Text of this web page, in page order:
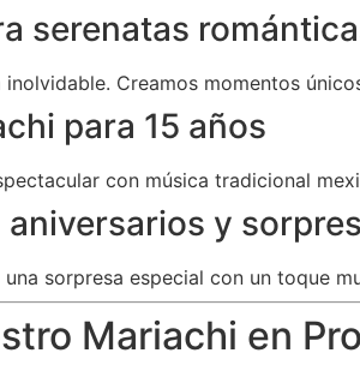
serenatas
Creamos momentos
para 15 años
con música tradicional
y
sorpresa especial con un toque
Mariachi en